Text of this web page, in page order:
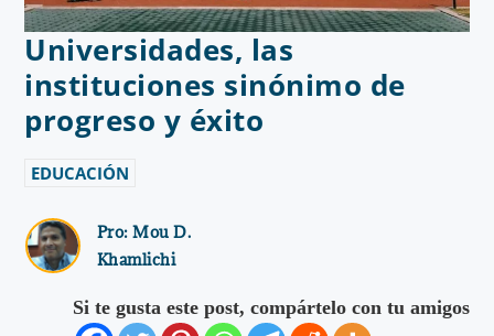
Universidades, las
instituciones sinónimo de
progreso y éxito
EDUCACIÓN
Pro:Mou D.
Khamlichi
Si te gusta este post, compártelo con tu amigos